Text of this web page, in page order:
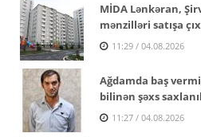
MİDA Lənkəran,
mənzilləri satışa
11:29 / 04.08.2026
Ağdamda baş
bilinən şəxs
11:27 / 04.08.2026